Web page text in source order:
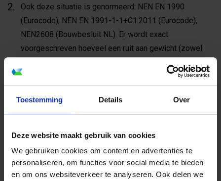
Toestemming Details Over
Deze website maakt gebruik van cookies
We gebruiken cookies om content en advertenties te
personaliseren, om functies voor social media te bieden
en om ons websiteverkeer te analyseren. Ook delen we
Ook deze situatie is genormeerd: NEN EN 1990
(Eurocode), NEN EN 1991-1-1+C1:2011 (Eurocode),
NEN2608 (Bouwbesluit NL). Er wordt exact
voorgeschreven hoeveel een ruit aan gewicht (zowel
gedurende welke tijdsduur aan moeten kunnen, om aan
één van de isolatieglasbladen al gebroken zou zijn. Dan
nog moet er voldoende reststerkte zijn. Praktisch
gezien kan een volwassen persoon met materiaal
uur onafgebroken op de ruit staan. En dat kan zeer
handig zijn wanneer je bijvoorbeeld over de ruit heen